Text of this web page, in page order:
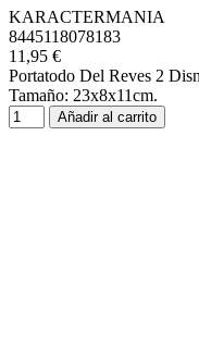
KARACTERMANIA
8445118078183
11,95 €
Portatodo Del Reves 2
Tamaño: 23x8x11cm.
Añadir al carrito